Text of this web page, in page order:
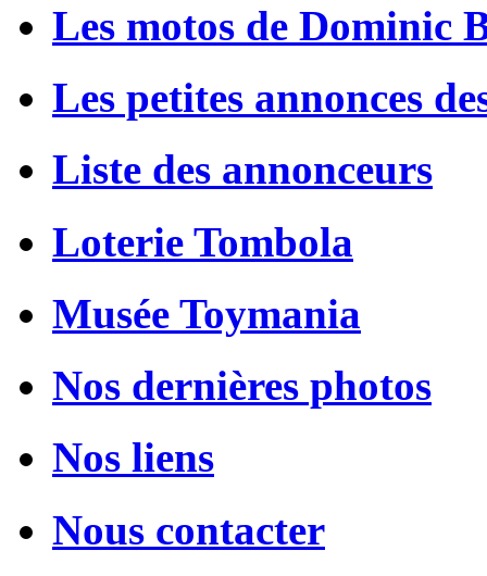
Les motos de Dominic
Les petites annonces
Liste des annonceurs
Loterie Tombola
Musée Toymania
Nos dernières photos
Nos liens
Nous contacter